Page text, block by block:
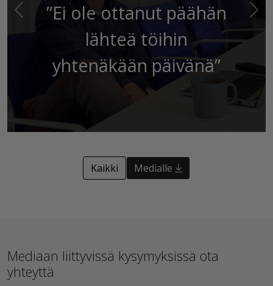
”Ei ole ottanut päähän
lähteä töihin
yhtenäkään päivänä”
Edellinen
Kaikki Medialle
Mediaan liittyvissä kysymyksissä ota
yhteyttä